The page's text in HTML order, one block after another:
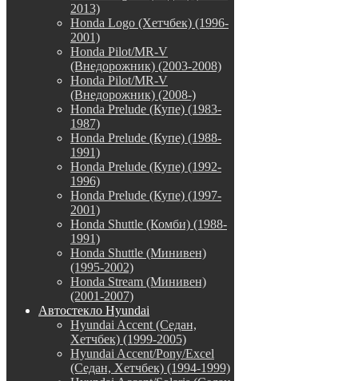
2013)
Honda Logo (Хетчбек) (1996-
2001)
Honda Pilot/MR-V
(Внедорожник) (2003-2008)
Honda Pilot/MR-V
(Внедорожник) (2008-)
Honda Prelude (Купе) (1983-
1987)
Honda Prelude (Купе) (1988-
1991)
Honda Prelude (Купе) (1992-
1996)
Honda Prelude (Купе) (1997-
2001)
Honda Shuttle (Комби) (1988-
1991)
Honda Shuttle (Минивен)
(1995-2002)
Honda Stream (Минивен)
(2001-2007)
Автостекло Hyundai
Hyundai Accent (Седан,
Хетчбек) (1999-2005)
Hyundai Accent/Pony/Excel
(Седан, Хетчбек) (1994-1999)